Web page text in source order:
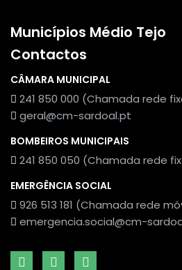
Municípios Médio Tejo
Contactos
CÂMARA MUNICIPAL
241 850 000 (Chamada rede
geral@cm-sardoal.pt
BOMBEIROS MUNICIPAIS
241 850 050 (Chamada rede
EMERGÊNCIA SOCIAL
926 513 181 (Chamada rede
emergencia.social@cm-